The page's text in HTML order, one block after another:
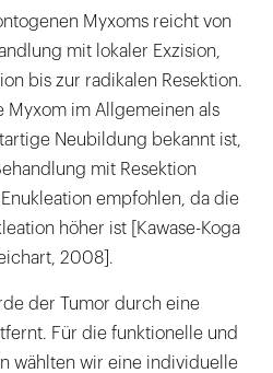
Myxoms reicht von
mit lokaler Exzision,
bis zur radikalen Resektion.
Myxom im Allgemeinen als
Neubildung bekannt ist,
mit Resektion
empfohlen, da die
höher ist [Kawase-Koga
2008].
der Tumor durch eine
Für die funktionelle und
wählten wir eine individuelle